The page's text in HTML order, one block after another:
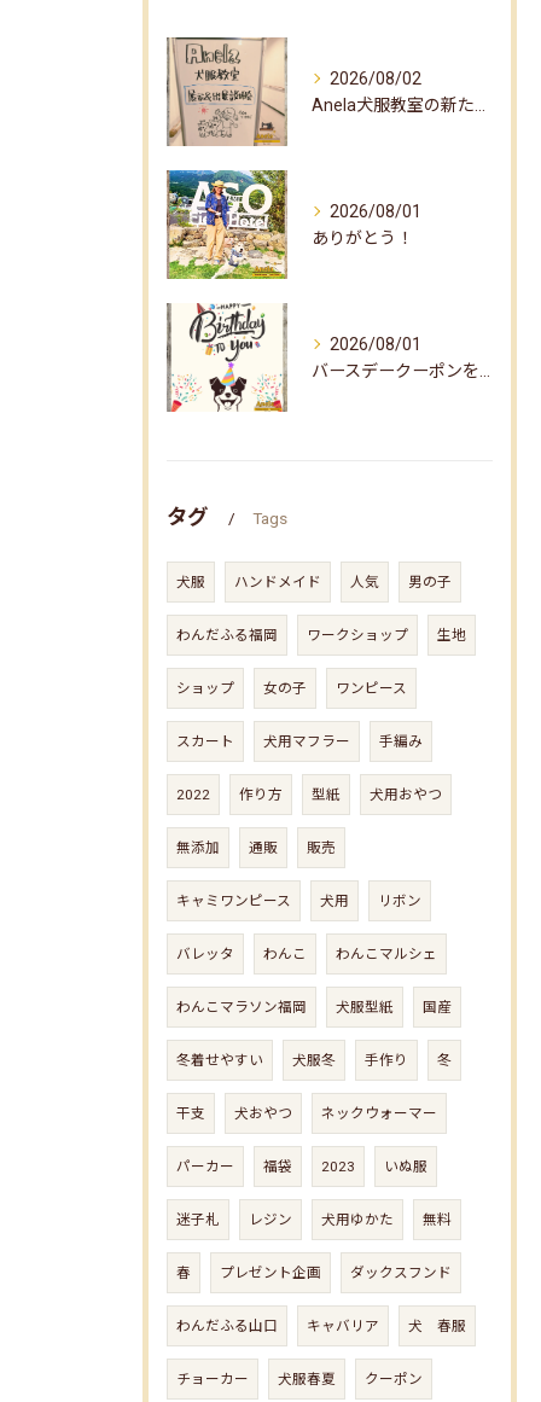
2026/08/02
2026/08/01
ありがとう！
2026/08/01
タグ Tags
犬服 ハンドメイド 人気 男の子
わんだふる福岡 ワークショップ 生地
ショップ 女の子 ワンピース
スカート 犬用マフラー 手編み
2022 作り方 型紙 犬用おやつ
無添加 通販 販売
キャミワンピース 犬用 リボン
バレッタ わんこ わんこマルシェ
わんこマラソン福岡 犬服型紙 国産
冬着せやすい 犬服冬 手作り 冬
干支 犬おやつ ネックウォーマー
パーカー 福袋 2023 いぬ服
迷子札 レジン 犬用ゆかた 無料
春 プレゼント企画 ダックスフンド
わんだふる山口 キャバリア 犬 春服
チョーカー 犬服春夏 クーポン